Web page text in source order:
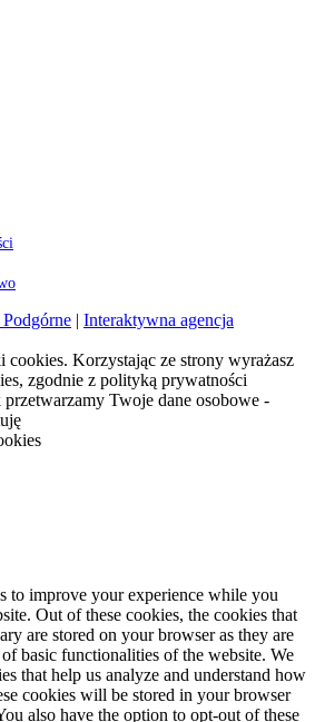
| Interaktywna agencja
Korzystając ze strony wyrażasz
zgodnie z polityką prywatności
Twoje dane osobowe -
to improve your experience while you
Out of these cookies, the cookies that
are stored on your browser as they are
basic functionalities of the website. We
that help us analyze and understand how
cookies will be stored in your browser
also have the option to opt-out of these